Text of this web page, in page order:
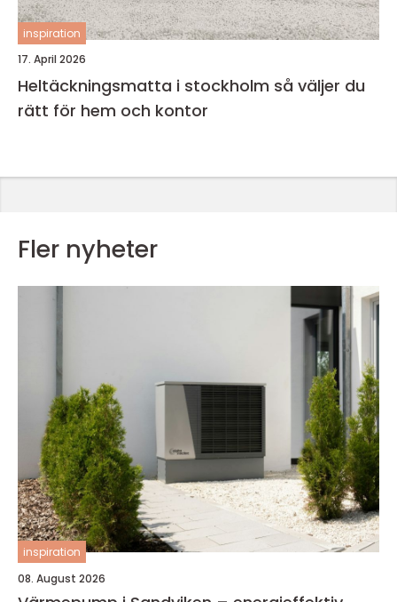
inspiration
17. April 2026
Heltäckningsmatta i stockholm så väljer du
rätt för hem och kontor
Fler nyheter
inspiration
08. August 2026